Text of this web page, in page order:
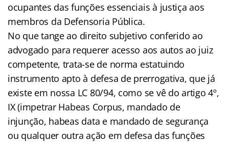
ocupantes das funções essenciais à justiça aos
membros da Defensoria Pública.
No que tange ao direito subjetivo conferido ao
advogado para requerer acesso aos autos ao juiz
competente, trata-se de norma estatuindo
instrumento apto à defesa de prerrogativa, que já
existe em nossa LC 80/94, como se vê do artigo 4º,
IX (impetrar Habeas Corpus, mandado de
injunção, habeas data e mandado de segurança
ou qualquer outra ação em defesa das funções